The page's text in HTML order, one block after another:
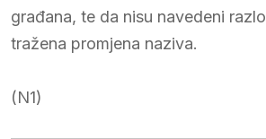
građana, te da nisu navedeni
tražena promjena naziva.
(N1)